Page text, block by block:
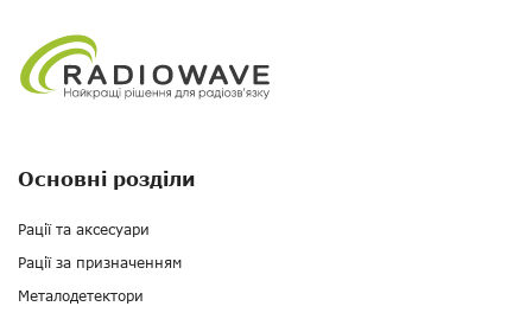
Основні розділи
Рації та аксесуари
Рації за призначенням
Металодетектори